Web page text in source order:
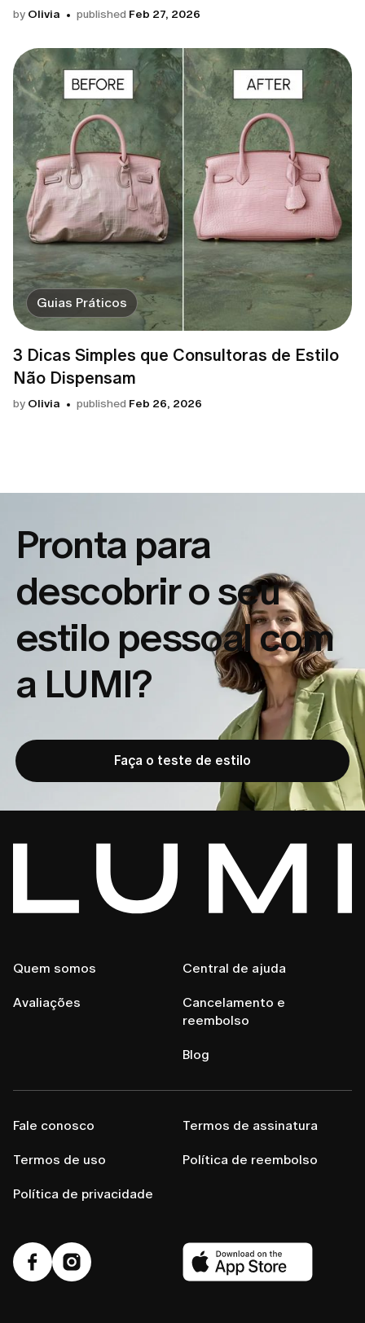
by Olivia published Feb 27, 2026
Guias Práticos
3 Dicas Simples que Consultoras de Estilo
Não Dispensam
by Olivia published Feb 26, 2026
Pronta para
descobrir o seu
estilo pessoal com
a LUMI?
Faça o teste de estilo
Quem somos
Avaliações
Central de ajuda
Cancelamento e
reembolso
Blog
Fale conosco
Termos de uso
Política de privacidade
Termos de assinatura
Política de reembolso